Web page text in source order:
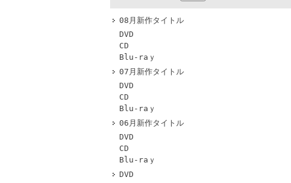
08月新作タイトル
DVD
CD
Blu-raｙ
07月新作タイトル
DVD
CD
Blu-raｙ
06月新作タイトル
DVD
CD
Blu-raｙ
DVD